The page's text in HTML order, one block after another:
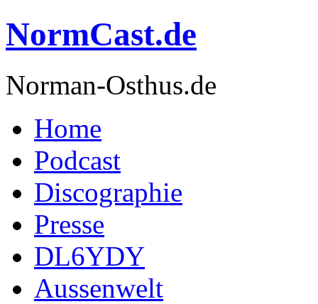
NormCast.de
Norman-Osthus.de
Home
Podcast
Discographie
Presse
DL6YDY
Aussenwelt